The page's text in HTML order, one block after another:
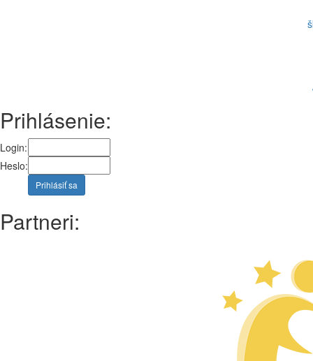
Prihlásenie:
Login:
Heslo:
Prihlásiť sa
Partneri: